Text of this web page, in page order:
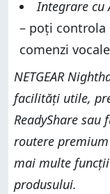
Integrare cu
– poți controla
comenzi
NETGEAR
facilități utile,
ReadyShare sau
routere
mai multe funcții
produsului.